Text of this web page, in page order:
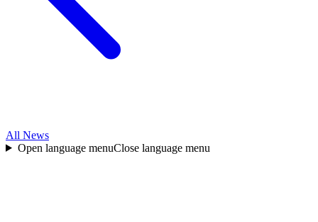
All News
Open language menuClose language menu